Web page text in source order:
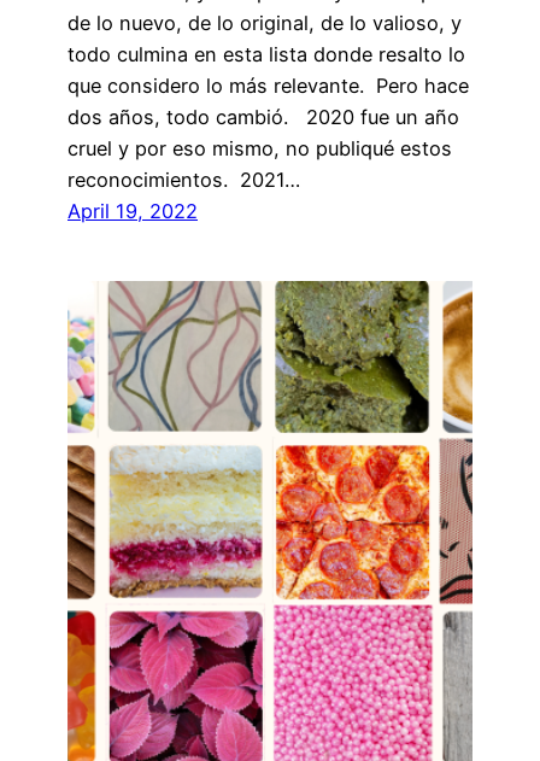
de lo nuevo, de lo original, de lo valioso, y
todo culmina en esta lista donde resalto lo
que considero lo más relevante. Pero hace
dos años, todo cambió. 2020 fue un año
cruel y por eso mismo, no publiqué estos
reconocimientos. 2021…
April 19, 2022